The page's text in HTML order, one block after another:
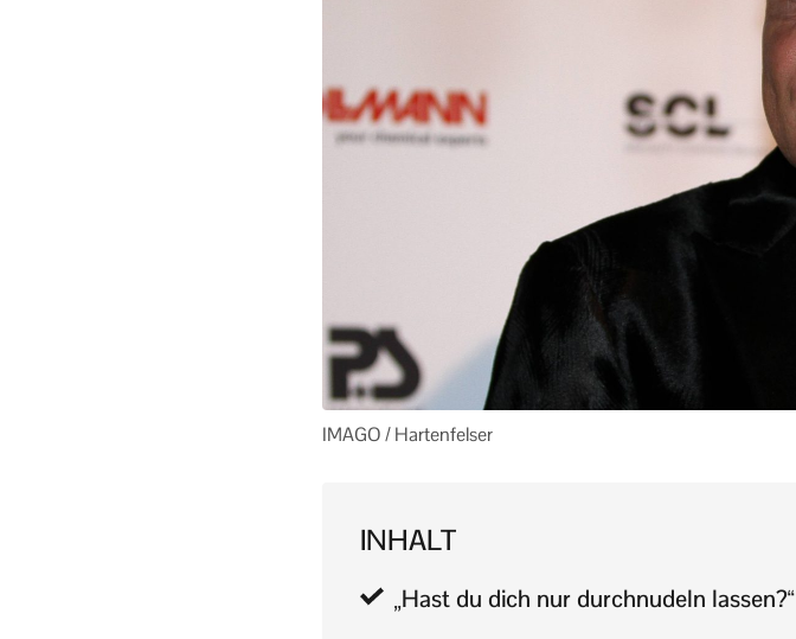
IMAGO / Hartenfelser
INHALT
„Hast du dich nur durchnudeln lassen?“